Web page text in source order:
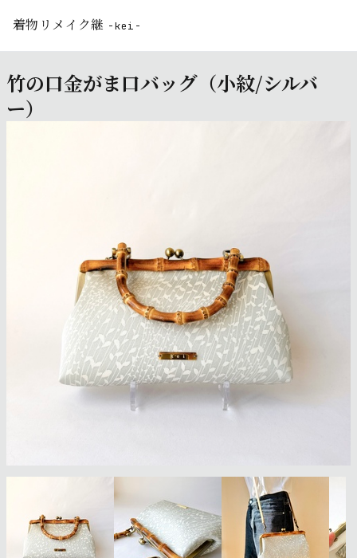
着物リメイク継 -kei-
竹の口金がま口バッグ（小紋/シルバ
ー）